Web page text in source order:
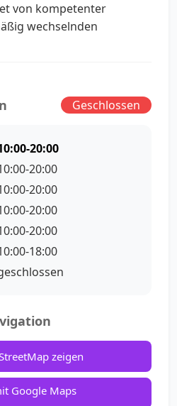
von kompetenter
wechselnden
Geschlossen
20:00
20:00
20:00
20:00
20:00
18:00
zeigen
Google Maps